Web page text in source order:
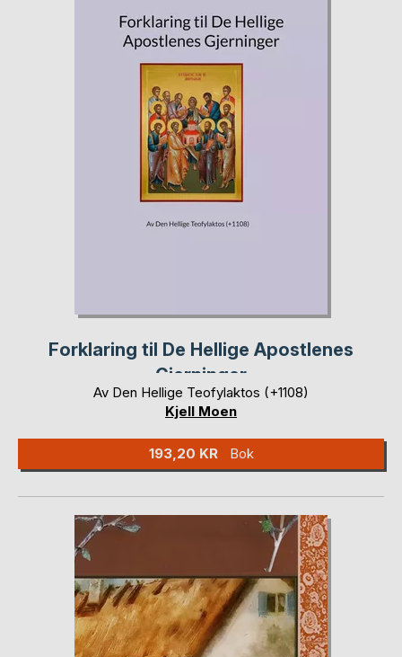
Forklaring til De Hellige Apostlenes
Gjerninger
Av Den Hellige Teofylaktos (+1108)
Kjell Moen
193,20 KR Bok